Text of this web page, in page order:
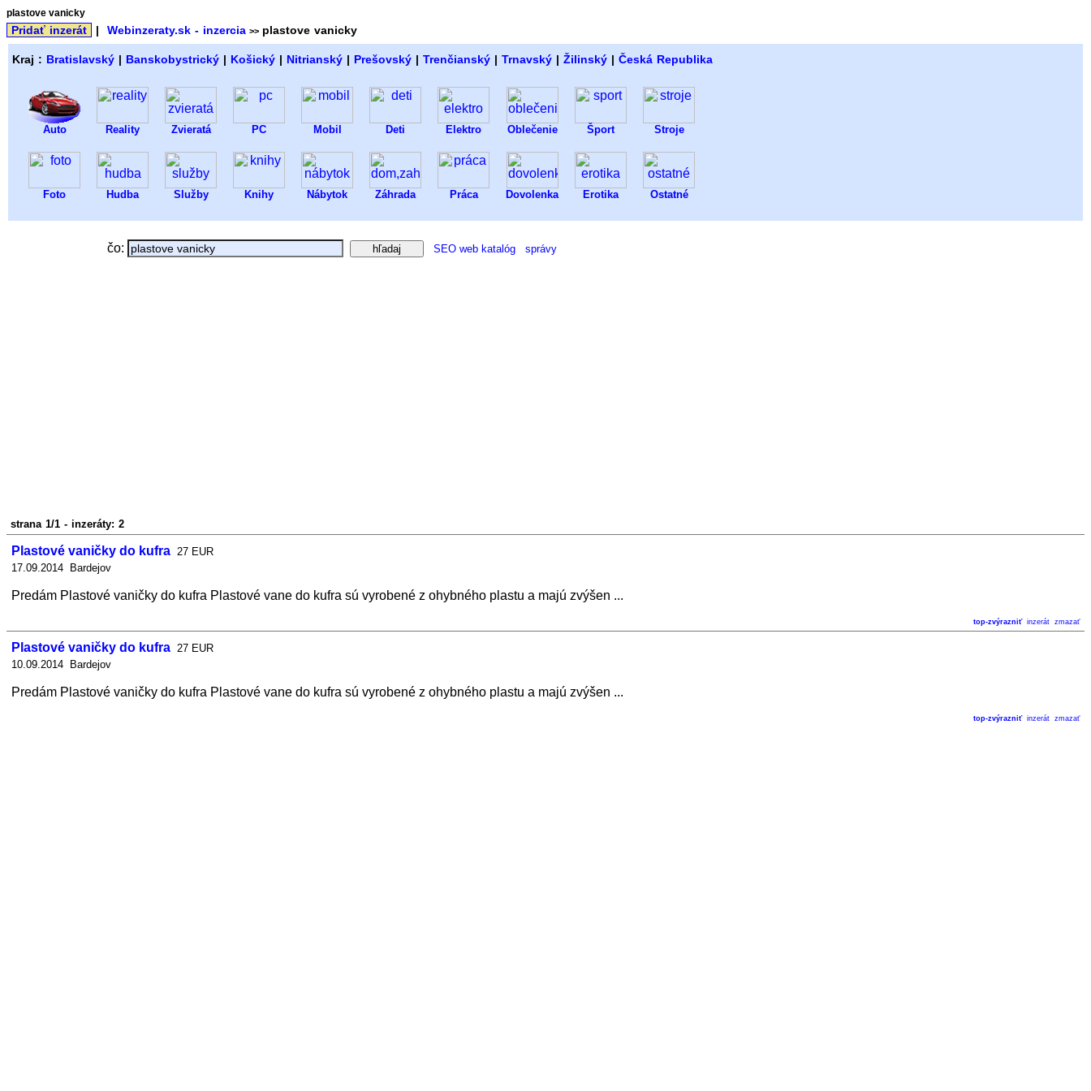
plastove vanicky
Pridať inzerát | Webinzeraty.sk - inzercia >> plastove vanicky
Kraj : Bratislavský | Banskobystrický | Košický | Nitrianský | Prešovský | Trenčianský | Trnavský | Žilinský | Česká Republika
Auto Reality Zvieratá PC Mobil Deti Elektro Oblečenie Šport Stroje
Foto Hudba Služby Knihy Nábytok Záhrada Práca Dovolenka Erotika Ostatné
čo: SEO web katalóg správy
strana 1/1 - inzeráty: 2
Plastové vaničky do kufra 27 EUR
17.09.2014 Bardejov
Predám Plastové vaničky do kufra Plastové vane do kufra sú vyrobené z ohybného plastu a majú zvýšen ...
top-zvýrazniť inzerát zmazať
Plastové vaničky do kufra 27 EUR
10.09.2014 Bardejov
Predám Plastové vaničky do kufra Plastové vane do kufra sú vyrobené z ohybného plastu a majú zvýšen ...
top-zvýrazniť inzerát zmazať